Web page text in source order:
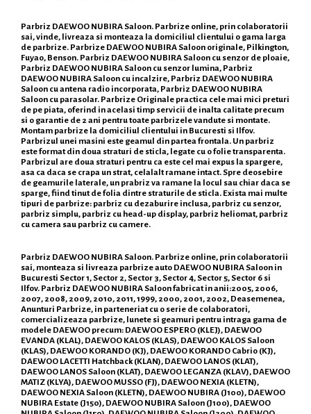
Parbriz DAEWOO NUBIRA Saloon. Parbrize online, prin colaboratorii
sai, vinde, livreaza si monteaza la domiciliul clientului o gama larga
de parbrize. Parbrize DAEWOO NUBIRA Saloon originale, Pilkington,
Fuyao, Benson. Parbriz DAEWOO NUBIRA Saloon cu senzor de ploaie,
Parbriz DAEWOO NUBIRA Saloon cu senzor lumina, Parbriz
DAEWOO NUBIRA Saloon cu incalzire, Parbriz DAEWOO NUBIRA
Saloon cu antena radio incorporata, Parbriz DAEWOO NUBIRA
Saloon cu parasolar. Parbrize Originale practica cele mai mici preturi
de pe piata, oferind in acelasi timp servicii de inalta calitate precum
si o garantie de 2 ani pentru toate parbrizele vandute si montate.
Montam parbrize la domiciliul clientului in Bucuresti si Ilfov.
Parbrizul unei masini este geamul din partea frontala. Un parbriz
este format din doua straturi de sticla, legate cu o folie transparenta.
Parbrizul are doua straturi pentru ca este cel mai expus la spargere,
asa ca daca se crapa un strat, celalalt ramane intact. Spre deosebire
de geamurile laterale, un prabriz va ramane la locul sau chiar daca se
sparge, fiind tinut de folia dintre straturile de sticla. Exista mai multe
tipuri de parbrize: parbriz cu dezaburire inclusa, parbriz cu senzor,
parbriz simplu, parbriz cu head-up display, parbriz heliomat, parbriz
cu camera sau parbriz cu camere.
Parbriz DAEWOO NUBIRA Saloon. Parbrize online, prin colaboratorii
sai, monteaza si livreaza parbrize auto DAEWOO NUBIRA Saloon in
Bucuresti Sector 1, Sector 2, Sector 3, Sector 4, Sector 5, Sector 6 si
Ilfov. Parbriz DAEWOO NUBIRA Saloon fabricat in anii:2005, 2006,
2007, 2008, 2009, 2010, 2011, 1999, 2000, 2001, 2002, Deasemenea,
Anunturi Parbrize, in parteneriat cu o serie de colaboratori,
comercializeaza parbrize, lunete si geamuri pentru intraga gama de
modele DAEWOO precum: DAEWOO ESPERO (KLEJ), DAEWOO
EVANDA (KLAL), DAEWOO KALOS (KLAS), DAEWOO KALOS Saloon
(KLAS), DAEWOO KORANDO (KJ), DAEWOO KORANDO Cabrio (KJ),
DAEWOO LACETTI Hatchback (KLAN), DAEWOO LANOS (KLAT),
DAEWOO LANOS Saloon (KLAT), DAEWOO LEGANZA (KLAV), DAEWOO
MATIZ (KLYA), DAEWOO MUSSO (FJ), DAEWOO NEXIA (KLETN),
DAEWOO NEXIA Saloon (KLETN), DAEWOO NUBIRA (J100), DAEWOO
NUBIRA Estate (J150), DAEWOO NUBIRA Saloon (J100), DAEWOO